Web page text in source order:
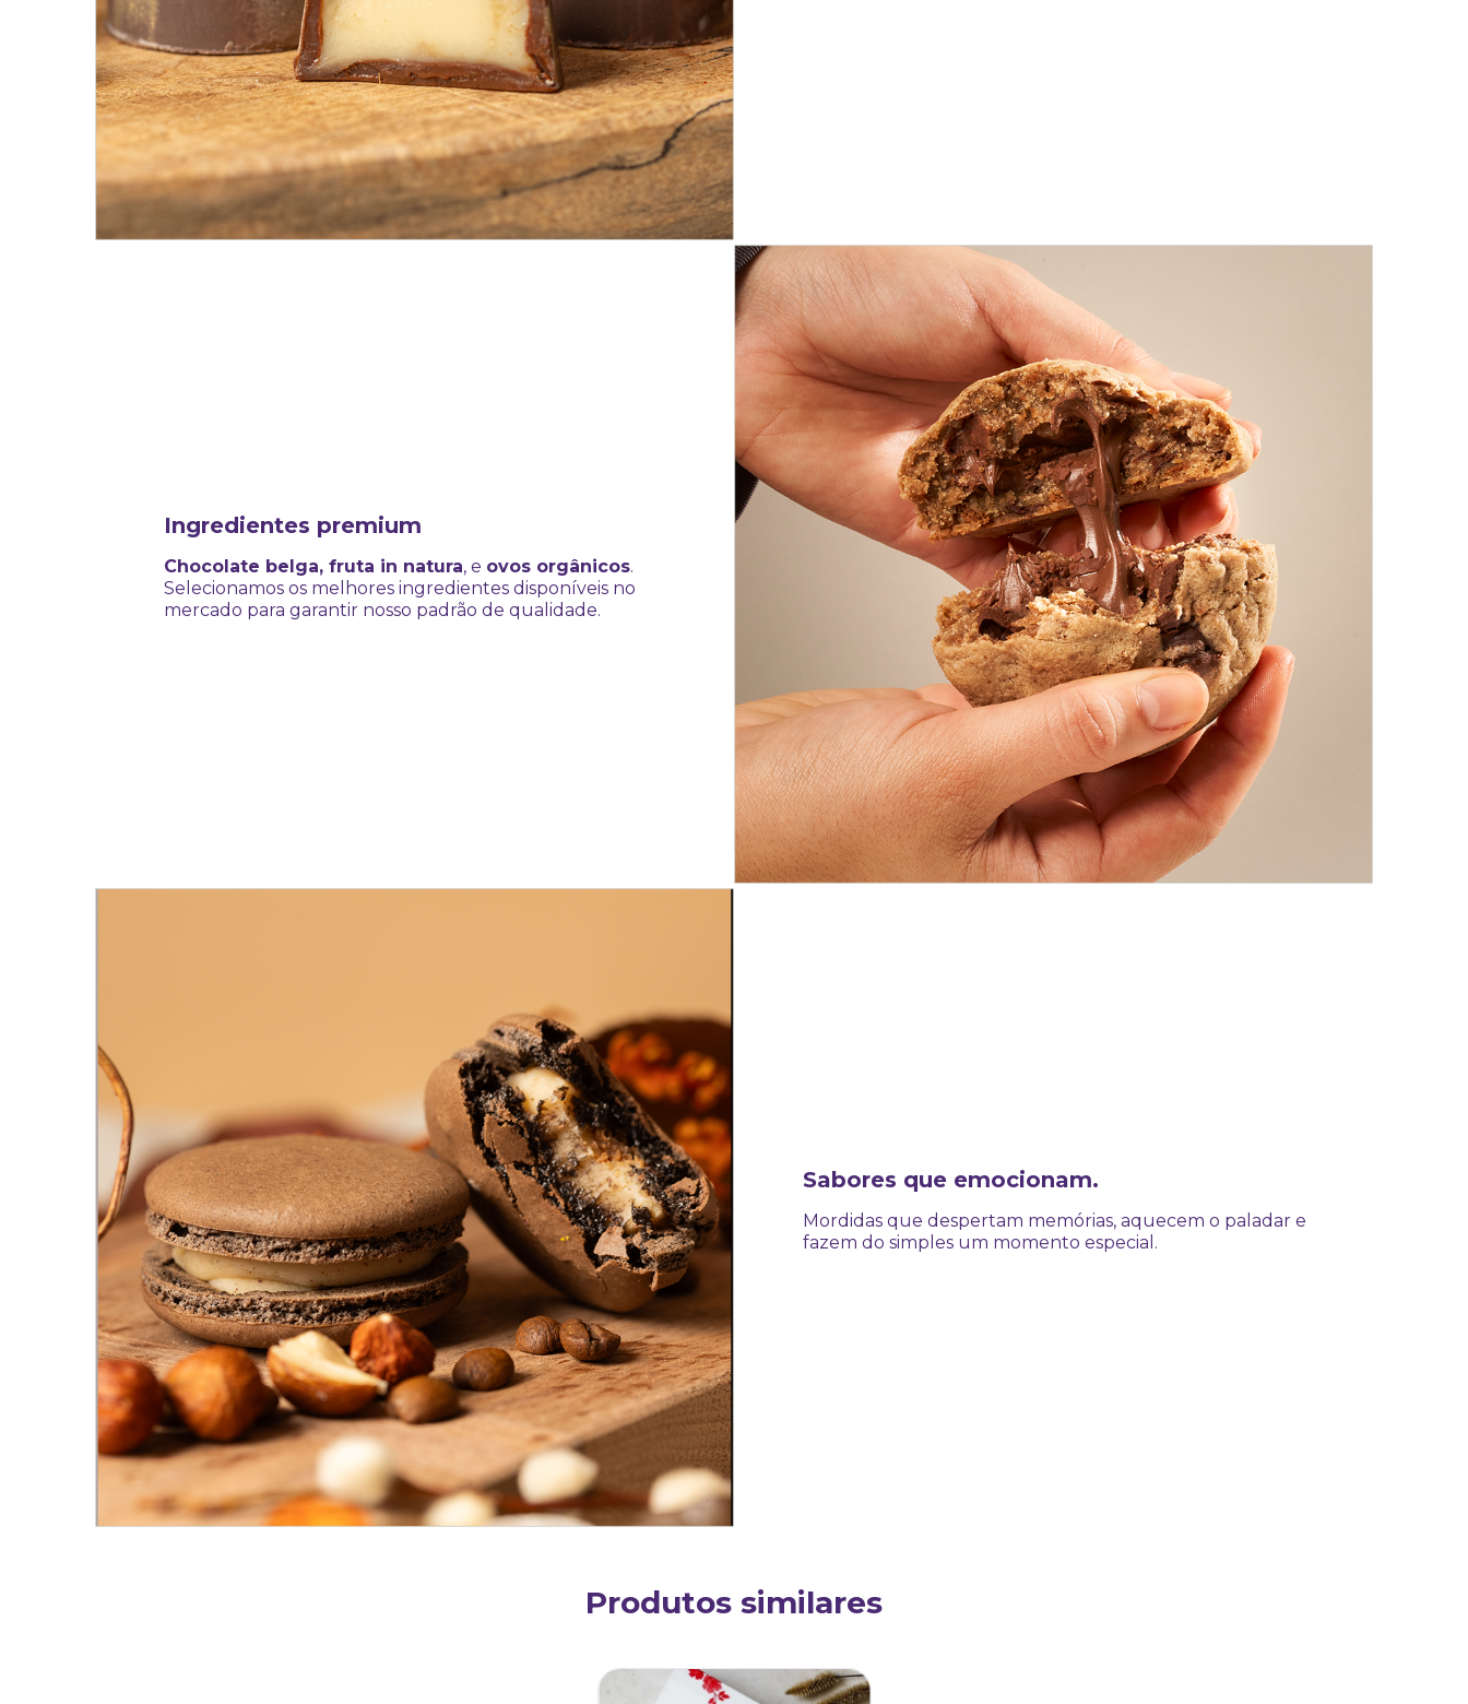
Ingredientes premium
Chocolate belga, fruta in natura, e ovos orgânicos.
Selecionamos os melhores ingredientes disponíveis no
mercado para garantir nosso padrão de qualidade.
Sabores que emocionam.
Mordidas que despertam memórias, aquecem o paladar e
fazem do simples um momento especial.
Produtos similares